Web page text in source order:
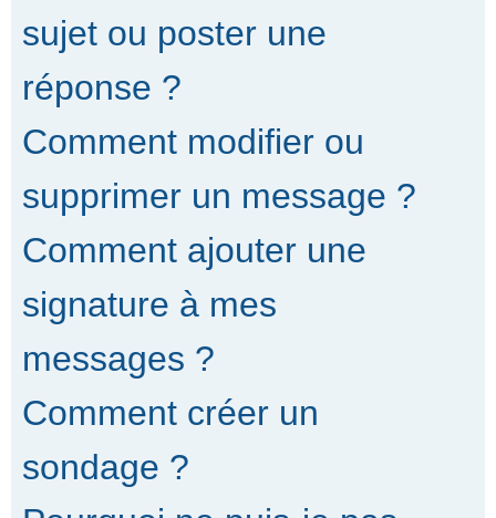
sujet ou poster une
réponse ?
Comment modifier ou
supprimer un message ?
Comment ajouter une
signature à mes
messages ?
Comment créer un
sondage ?